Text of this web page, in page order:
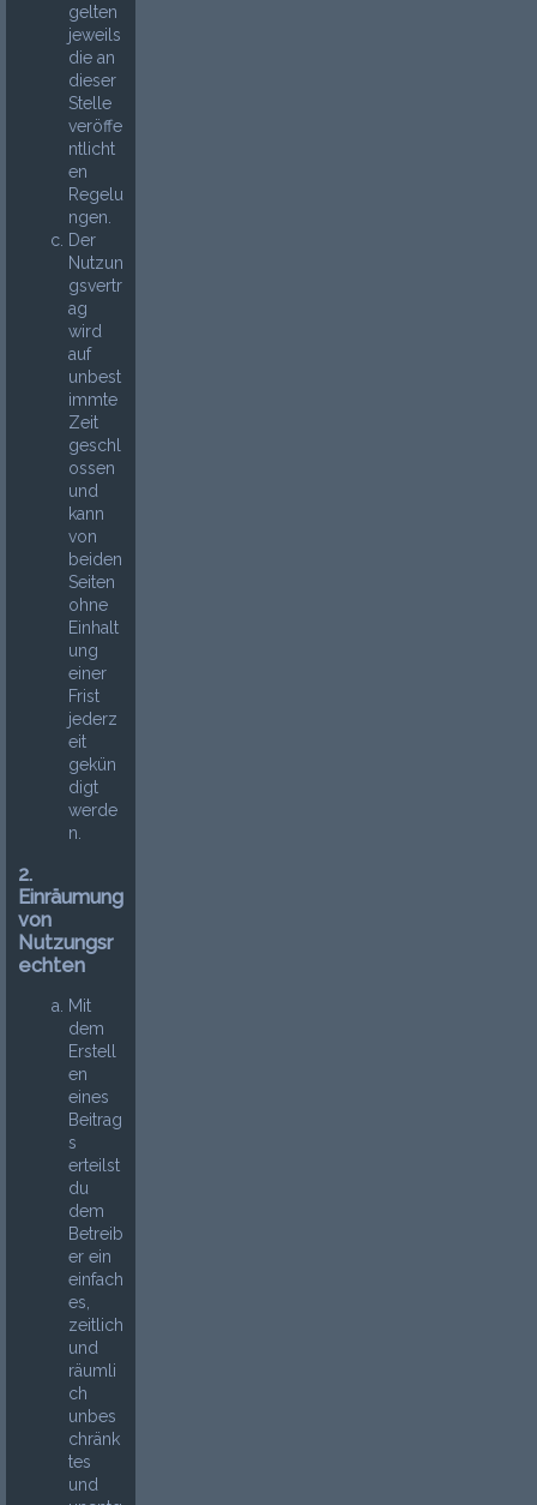
gelten
jeweils
die an
dieser
Stelle
veröffe
ntlicht
en
Regelu
ngen.
Der
Nutzun
gsvertr
ag
wird
auf
unbest
immte
Zeit
geschl
ossen
und
kann
von
beiden
Seiten
ohne
Einhalt
ung
einer
Frist
jederz
eit
gekün
digt
werde
n.
2.
Einräumung
von
Nutzungsr
echten
Mit
dem
Erstell
en
eines
Beitrag
s
erteilst
du
dem
Betreib
er ein
einfach
es,
zeitlich
und
räumli
ch
unbes
chränk
tes
und